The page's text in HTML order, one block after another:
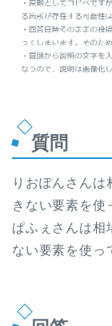
質問
りおぽんさんは
きない要素を使
ぱふぇさんは相
ない要素を使っ